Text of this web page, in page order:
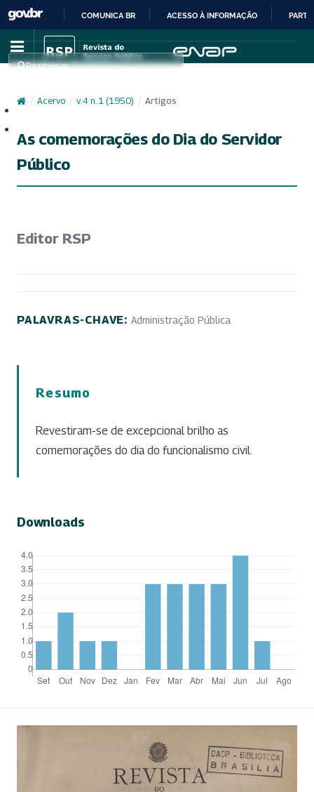
IR
PARA
CONTEÚDO
COMUNICA BR ACESSO À INFORMAÇÃO
Pesquisar
/ Acervo / v. 4 n. 1 (1950) / Artigos
As comemorações do Dia do Servidor
Público
Editor RSP
PALAVRAS-CHAVE: Administração Pública
Resumo
Revestiram-se de excepcional brilho as
comemorações do dia do funcionalismo civil.
Downloads